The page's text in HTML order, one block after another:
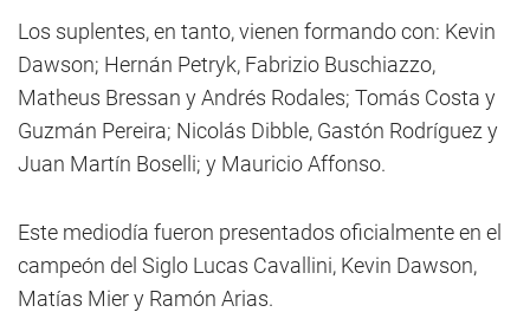
Los suplentes, en tanto, vienen formando con: Kevin
Dawson; Hernán Petryk, Fabrizio Buschiazzo,
Matheus Bressan y Andrés Rodales; Tomás Costa y
Guzmán Pereira; Nicolás Dibble, Gastón Rodríguez y
Juan Martín Boselli; y Mauricio Affonso.
Este mediodía fueron presentados oficialmente en el
campeón del Siglo Lucas Cavallini, Kevin Dawson,
Matías Mier y Ramón Arias.